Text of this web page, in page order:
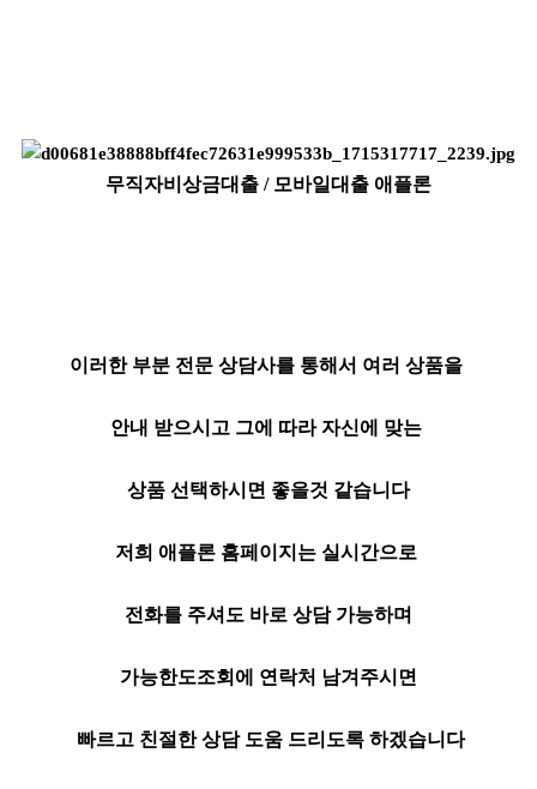
무직자비상금대출 / 모바일대출 애플론
이러한 부분 전문 상담사를 통해서 여러 상품을
안내 받으시고 그에 따라 자신에 맞는
상품 선택하시면 좋을것 같습니다
저희 애플론 홈페이지는 실시간으로
전화를 주셔도 바로 상담 가능하며
가능한도조회에 연락처 남겨주시면
빠르고 친절한 상담 도움 드리도록 하겠습니다